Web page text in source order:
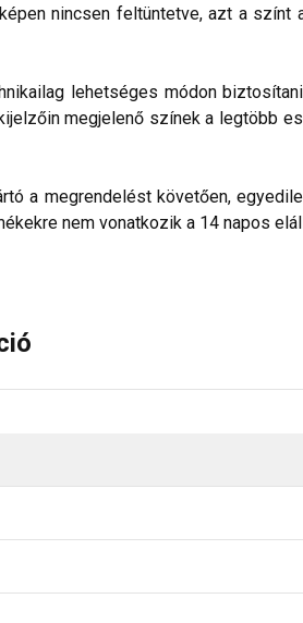
nincsen feltüntetve, azt a
lehetséges módon
megjelenő színek a legtöbb
a megrendelést követően,
nem vonatkozik a 14 napos